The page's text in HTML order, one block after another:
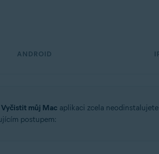
ANDROID
Vyčistit můj Macaplikaci zcela
postupem: